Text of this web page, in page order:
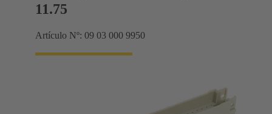
11.75
Artículo Nº: 09 03 000 9950